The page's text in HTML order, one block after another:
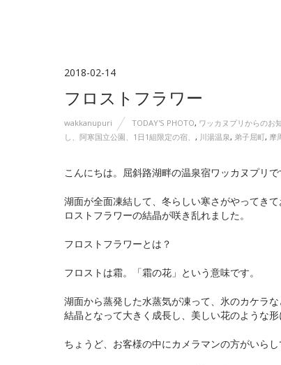
2018-02-14
フロストフラワー
wakkanupuri TODAY'S PHOTO, ワッカヌプリからのお
し、阿寒国立公園、1日1組限定の宿、 , 川湯温泉, 弟子屈町, 摩
こんにちは。屈斜路湖畔の温泉宿ワッカヌプリで
湖面が全面凍結して、冬らしい寒さがやってき
ロストフラワーの結晶が咲き乱れました。
フロストフラワーとは？
フロストは霜。「霜の花」という意味です。
湖面から蒸発した水蒸気が凍って、氷のカケラ
結晶となって大きく成長し、美しい花のような形
ちょうど、お客様の中にカメラマンの方がいら